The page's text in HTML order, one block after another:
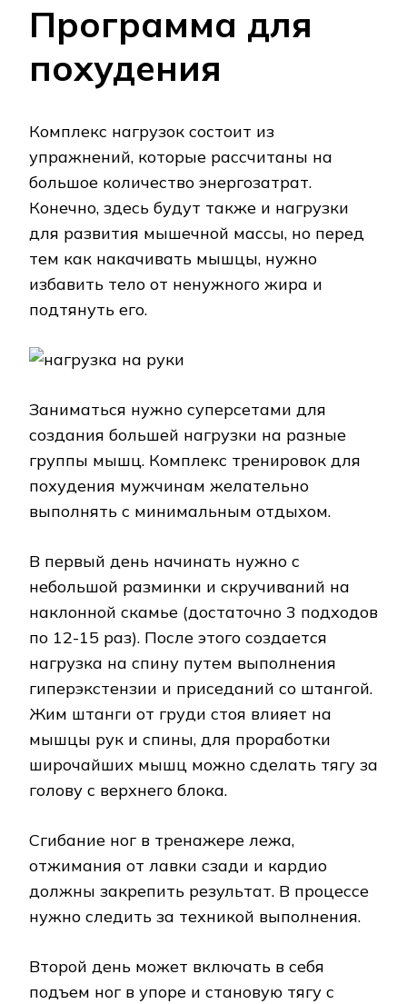
Программа для
похудения
Комплекс нагрузок состоит из
упражнений, которые рассчитаны на
большое количество энергозатрат.
Конечно, здесь будут также и нагрузки
для развития мышечной массы, но перед
тем как накачивать мышцы, нужно
избавить тело от ненужного жира и
подтянуть его.
Заниматься нужно суперсетами для
создания большей нагрузки на разные
группы мышц. Комплекс тренировок для
похудения мужчинам желательно
выполнять с минимальным отдыхом.
В первый день начинать нужно с
небольшой разминки и скручиваний на
наклонной скамье (достаточно 3 подходов
по 12-15 раз). После этого создается
нагрузка на спину путем выполнения
гиперэкстензии и приседаний со штангой.
Жим штанги от груди стоя влияет на
мышцы рук и спины, для проработки
широчайших мышц можно сделать тягу за
голову с верхнего блока.
Сгибание ног в тренажере лежа,
отжимания от лавки сзади и кардио
должны закрепить результат. В процессе
нужно следить за техникой выполнения.
Второй день может включать в себя
подъем ног в упоре и становую тягу с